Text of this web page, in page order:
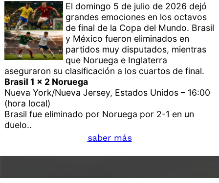
El domingo 5 de julio de 2026 dejó
grandes emociones en los octavos
de final de la Copa del Mundo. Brasil
y México fueron eliminados en
partidos muy disputados, mientras
que Noruega e Inglaterra
aseguraron su clasificación a los cuartos de final.
Brasil 1 x 2 Noruega
Nueva York/Nueva Jersey, Estados Unidos – 16:00
(hora local)
Brasil fue eliminado por Noruega por 2-1 en un
duelo..
saber más